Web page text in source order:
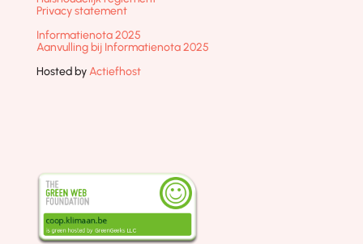
Privacy statement
Informatienota 2025
Aanvulling bij Informatienota 2025
Hosted byActiefhost